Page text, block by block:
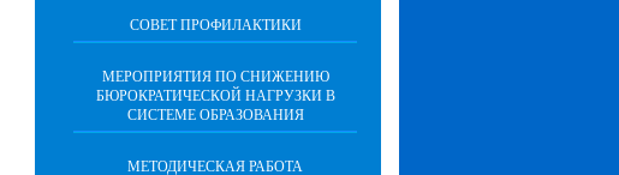
СОВЕТ ПРОФИЛАКТИКИ
МЕРОПРИЯТИЯ ПО СНИЖЕНИЮ
БЮРОКРАТИЧЕСКОЙ НАГРУЗКИ В
СИСТЕМЕ ОБРАЗОВАНИЯ
МЕТОДИЧЕСКАЯ РАБОТА